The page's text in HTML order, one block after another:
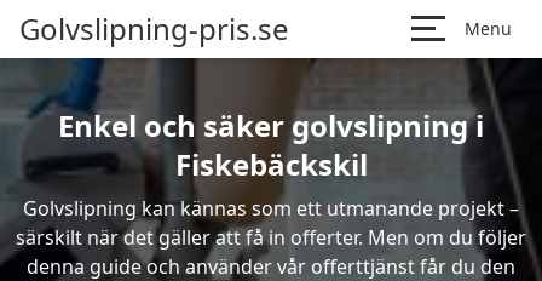
Golvslipning-pris.se Menu
Enkel och säker golvslipning i
Fiskebäckskil
Golvslipning kan kännas som ett utmanande projekt –
särskilt när det gäller att få in offerter. Men om du följer
denna guide och använder vår offerttjänst får du den